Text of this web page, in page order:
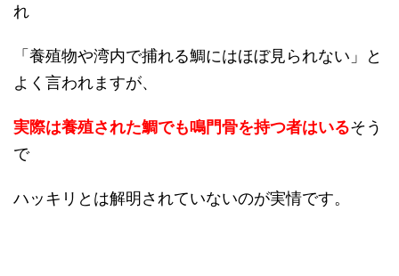
れ
「養殖物や湾内で捕れる鯛にはほぼ見られない」と
よく言われますが、
実際は養殖された鯛でも鳴門骨を持つ者はいるそう
で
ハッキリとは解明されていないのが実情です。